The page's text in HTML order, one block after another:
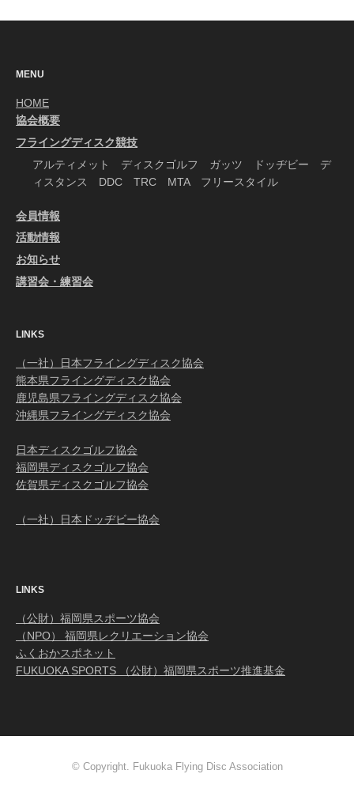
報
MENU
HOME
協会概要
フライングディスク競技
アルティメット ディスクゴルフ ガッツ ドッヂビー デ
ィスタンス DDC TRC MTA フリースタイル
会員情報
活動情報
お知らせ
講習会・練習会
LINKS
（一社）日本フライングディスク協会
熊本県フライングディスク協会
鹿児島県フライングディスク協会
沖縄県フライングディスク協会
日本ディスクゴルフ協会
福岡県ディスクゴルフ協会
佐賀県ディスクゴルフ協会
（一社）日本ドッヂビー協会
LINKS
（公財）福岡県スポーツ協会
（NPO） 福岡県レクリエーション協会
ふくおかスポネット
FUKUOKA SPORTS （公財）福岡県スポーツ推進基金
© Copyright. Fukuoka Flying Disc Association